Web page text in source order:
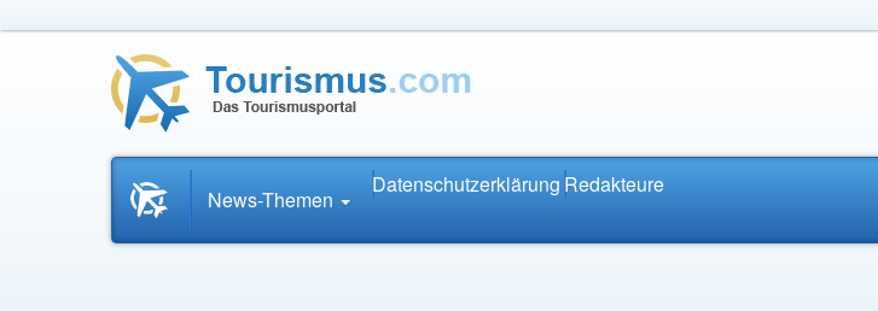
Startseite
News.Tourismus.com
News-Themen
Datenschutzerklärung Redakteure